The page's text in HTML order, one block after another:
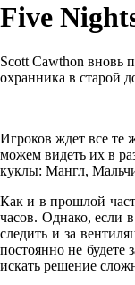
Five
Scott Cawthon вновь
охранника в старой
Игроков ждет все те
можем видеть их в
куклы: Мангл,
Как и в прошлой
часов. Однако, если
следить и за
постоянно не будете
искать решение